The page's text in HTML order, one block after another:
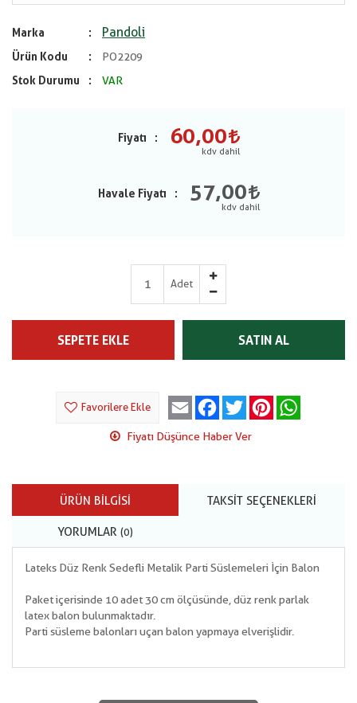
Marka Pandoli
Ürün Kodu
PO2209
Stok Durumu
VAR
Fiyatı 60,00
Havale Fiyatı 57,00
Adet
SEPETE EKLE SATIN AL
Favorilere Ekle Email Facebook
Twitter Pinterest
Fiyatı Düşünce Haber Ver
ÜRÜN BILGISI TAKSIT SEÇENEKLERI
YORUMLAR (0)
Lateks Düz Renk Sedefli Metalik Parti Süslemeleri İçin Balon
Paket içerisinde 10 adet 30 cm ölçüsünde, düz renk parlak
latex balon bulunmaktadır.
Parti süsleme balonları uçan balon yapmaya elverişlidir.